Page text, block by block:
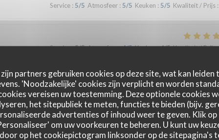
partners gebruiken cookies op deze site, wat kan
'Noodzakelijke' cookies zijn verplicht en worden
vereisen uw toestemming. Deze optionele cookies
het sitepubliek te meten, functies te bieden (bijv.
advertenties of inhoud weer te geven. Klik op
om uw voorkeuren te beheren. U kunt uw
op het cookiepictogram linksonder op de sitepagina's
Service: 5/5 Atmosfeer: 5/5 Keuken : 5/5 Kwaliteit / Prijs:
Service:5/5 Atmosfeer:4/5 Keuken:4/5 Kwaliteit / Prijs:
Service 4 Atmosfeer /5 Keuken : 5 Kwaliteit / Prijs
Service: 5/5 Atmosfeer: 4/5 Keuken: 5/5 Kwaliteit / Prijs: